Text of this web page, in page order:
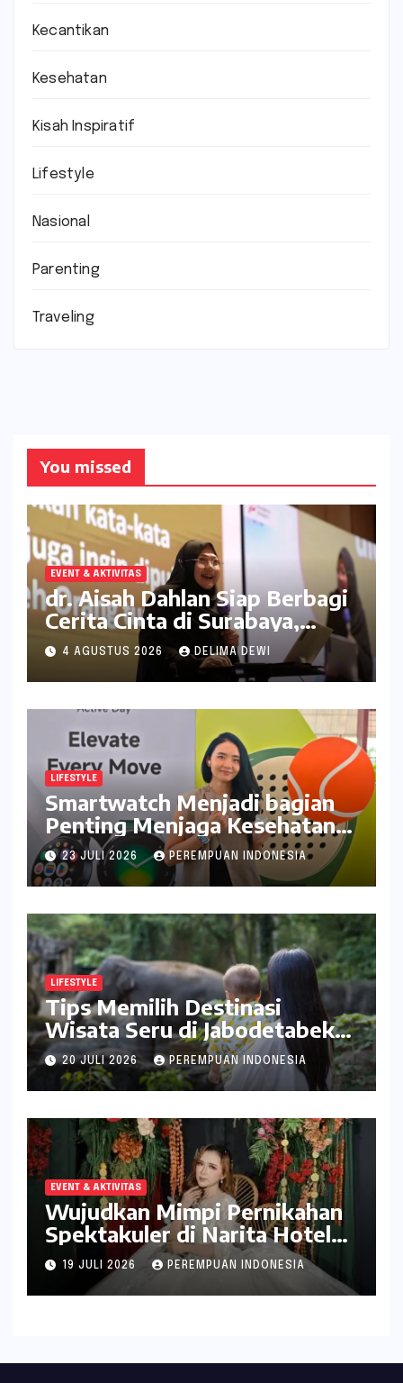
Kecantikan
Kesehatan
Kisah Inspiratif
Lifestyle
Nasional
Parenting
Traveling
You missed
EVENT & AKTIVITAS
dr. Aisah Dahlan Siap Berbagi
Cerita Cinta di Surabaya,
Catat Tanggalnya
4 AGUSTUS 2026 DELIMA DEWI
LIFESTYLE
Smartwatch Menjadi bagian
Penting Menjaga Kesehatan
Bagi Perempuan
23 JULI 2026 PEREMPUAN INDONESIA
LIFESTYLE
Tips Memilih Destinasi
Wisata Seru di Jabodetabek
ala inDrive
20 JULI 2026 PEREMPUAN INDONESIA
EVENT & AKTIVITAS
Wujudkan Mimpi Pernikahan
Spektakuler di Narita Hotel
Surabaya
19 JULI 2026 PEREMPUAN INDONESIA